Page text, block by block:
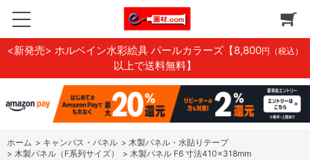
<新発売> ホルベイン水彩絵具 パールカラーズ 【8,800円（税込）
以上で送料無料】
ホーム > キャンバス・パネル > 木製パネル・水貼りテープ
> 木製パネル（F系列サイズ） > 木製パネル F6 寸法410×318mm